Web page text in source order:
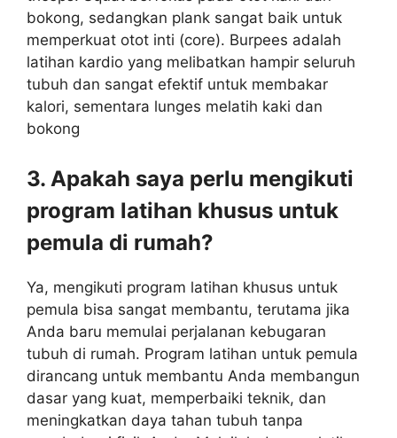
bokong, sedangkan plank sangat baik untuk
memperkuat otot inti (core). Burpees adalah
latihan kardio yang melibatkan hampir seluruh
tubuh dan sangat efektif untuk membakar
kalori, sementara lunges melatih kaki dan
bokong
3. Apakah saya perlu mengikuti
program latihan khusus untuk
pemula di rumah?
Ya, mengikuti program latihan khusus untuk
pemula bisa sangat membantu, terutama jika
Anda baru memulai perjalanan kebugaran
tubuh di rumah. Program latihan untuk pemula
dirancang untuk membantu Anda membangun
dasar yang kuat, memperbaiki teknik, dan
meningkatkan daya tahan tubuh tanpa